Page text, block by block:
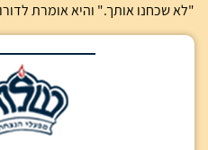
"לא שכחנו אותך." והיא אומרת